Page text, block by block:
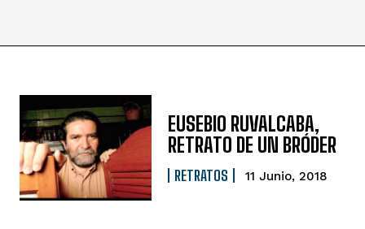
EUSEBIO RUVALCABA,
RETRATO DE UN BRÓDER
RETRATOS 11 Junio, 2018